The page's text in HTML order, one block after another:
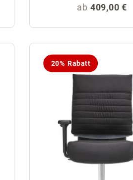
Regulärer
ab 409,00 €
20% Rabatt